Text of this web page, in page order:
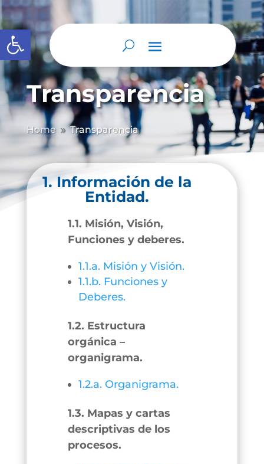
Abrir barra de herramientas
Transparencia
Home 9 Transparencia
1. Información de la
Entidad.
1.1. Misión, Visión,
Funciones y deberes.
1.1.a. Misión y Visión.
1.1.b. Funciones y
Deberes.
1.2. Estructura
orgánica –
organigrama.
1.2.a. Organigrama.
1.3. Mapas y cartas
descriptivas de los
procesos.